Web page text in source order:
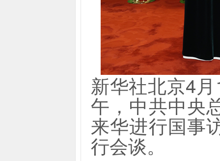
新华社北京4
午，中共中央
来华进行国事
行会谈。